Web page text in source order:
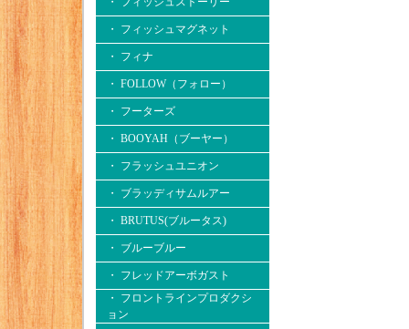
・ フィッシュマグネット
・ フィナ
・ FOLLOW（フォロー）
・ フーターズ
・ BOOYAH（ブーヤー）
・ フラッシュユニオン
・ ブラッディサムルアー
・ BRUTUS(ブルータス)
・ ブルーブルー
・ フレッドアーボガスト
・ フロントラインプロダクシ
ョン